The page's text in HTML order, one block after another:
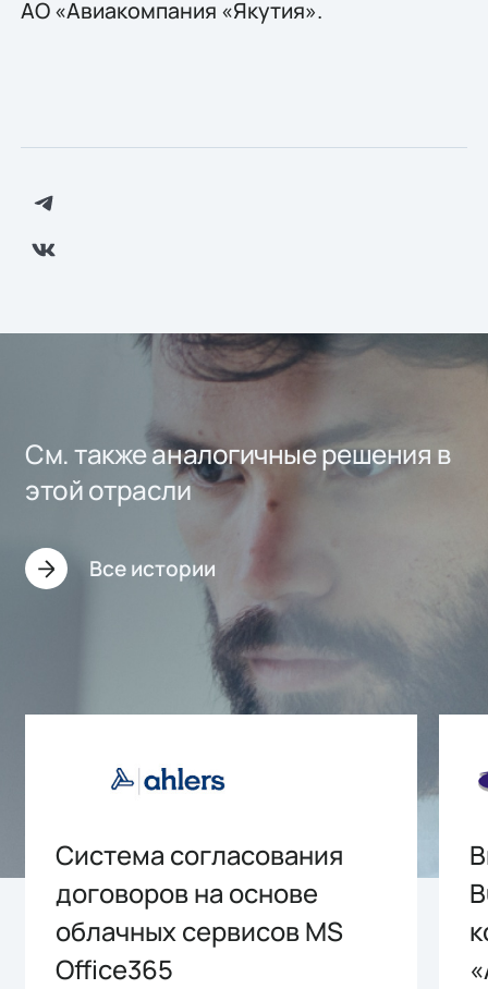
АО «Авиакомпания «Якутия».
См. также аналогичные решения в
этой отрасли
Все истории
Система согласования
договоров на основе
облачных сервисов MS
Office365